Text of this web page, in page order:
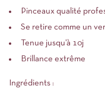
Pinceaux qualité
Se retire comme un
Tenue jusqu’à 10j
Brillance extrême
Ingrédients :